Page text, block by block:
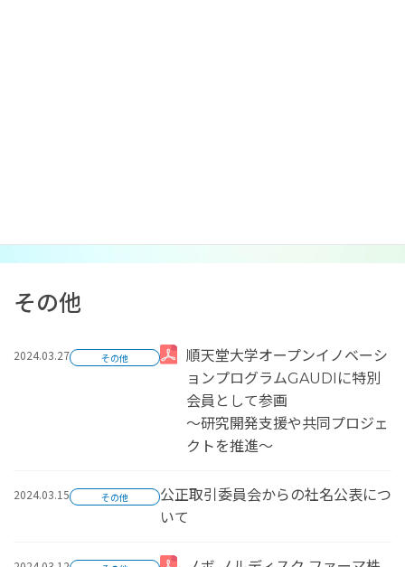
その他
2024.03.27 その他
順天堂大学オープンイノベーシ
ョンプログラムGAUDIに特別
会員として参画
～研究開発支援や共同プロジェ
クトを推進～
2024.03.15 その他
公正取引委員会からの社名公表につ
いて